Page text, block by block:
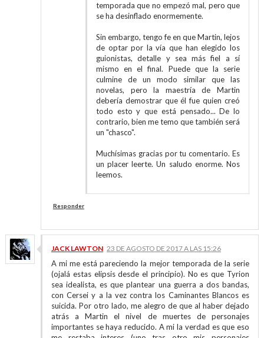
temporada que no empezó mal, pero que
se ha desinflado enormemente.
Sin embargo, tengo fe en que Martin, lejos
de optar por la vía que han elegido los
guionistas, detalle y sea más fiel a sí
mismo en el final. Puede que la serie
culmine de un modo similar que las
novelas, pero la maestría de Martin
debería demostrar que él fue quien creó
todo esto y que está pensado... De lo
contrario, bien me temo que también será
un "chasco".
Muchísimas gracias por tu comentario. Es
un placer leerte. Un saludo enorme. Nos
leemos.
Responder
JACK LAWTON 23 DE AGOSTO DE 2017 A LAS 15:26
A mi me está pareciendo la mejor temporada de la serie
(ojalá estas elipsis desde el principio). No es que Tyrion
sea idealista, es que plantear una guerra a dos bandas,
con Cersei y a la vez contra los Caminantes Blancos es
suicida. Por otro lado, me alegro de que al haber dejado
atrás a Martin el nivel de muertes de personajes
importantes se haya reducido. A mi la verdad es que eso